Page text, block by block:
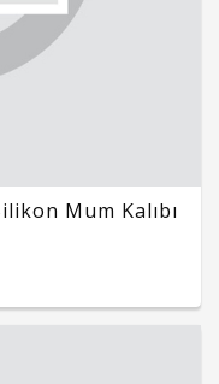
Mum Kalıbı